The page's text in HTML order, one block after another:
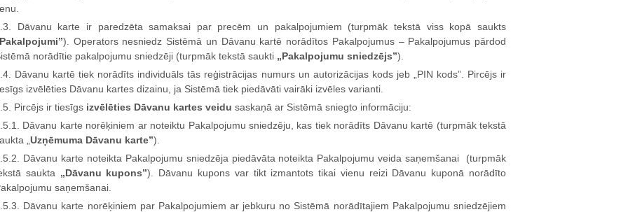
Dāvanu karte ir paredzēta samaksai par precēm un pakalpojumiem (turpmāk tekstā viss kopā saukts
). Operators nesniedz Sistēmā un Dāvanu kartē norādītos Pakalpojumus – Pakalpojumus pārdod
norādītie pakalpojumu sniedzēji (turpmāk tekstā saukti „Pakalpojumu sniedzējs”).
Dāvanu kartē tiek norādīts individuāls tās reģistrācijas numurs un autorizācijas kods jeb „PIN kods”. Pircējs ir
izvēlēties Dāvanu kartes dizainu, ja Sistēmā tiek piedāvāti vairāki izvēles varianti.
Pircējs ir tiesīgs izvēlēties Dāvanu kartes veidu saskaņā ar Sistēmā sniegto informāciju:
Dāvanu karte norēķiniem ar noteiktu Pakalpojumu sniedzēju, kas tiek norādīts Dāvanu kartē (turpmāk tekstā
„ Uzņēmuma Dāvanu karte”).
Dāvanu karte noteikta Pakalpojumu sniedzēja piedāvāta noteikta Pakalpojumu veida saņemšanai (turpmāk
saukta „Dāvanu kupons”). Dāvanu kupons var tikt izmantots tikai vienu reizi Dāvanu kuponā norādīto
saņemšanai.
Dāvanu karte norēķiniem par Pakalpojumiem ar jebkuru no Sistēmā norādītajiem Pakalpojumu sniedzējiem